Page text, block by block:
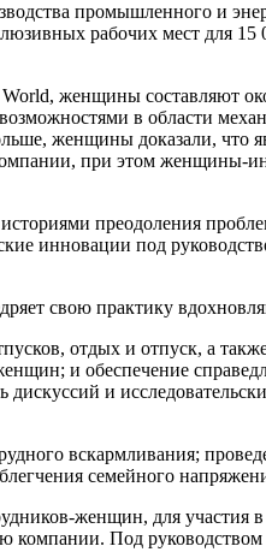
промышленного и
рабочих мест для
женщины составляют
в области
женщины доказали, что
при этом женщины-
преодоления
инновации под
свою практику
отдых и отпуск, а
и обеспечение
и
вскармливания;
семейного
женщин, для участия
Под руководством